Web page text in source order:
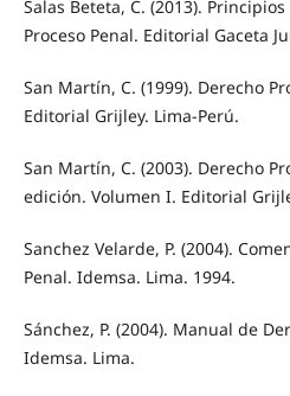
Salas Beteta, C. (2013).
Proceso Penal. Editorial Gaceta
San Martín, C. (1999). Derecho
Editorial Grijley. Lima-Perú.
San Martín, C. (2003). Derecho
edición. Volumen I. Editorial
Sanchez Velarde, P. (2004).
Penal. Idemsa. Lima. 1994.
Sánchez, P. (2004). Manual de
Idemsa. Lima.